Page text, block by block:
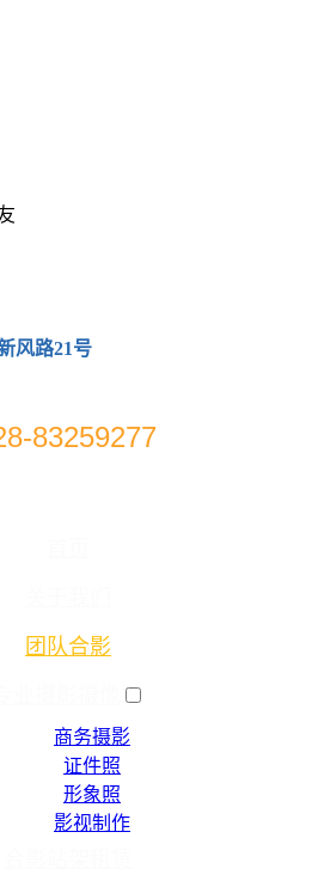
风路21号
83259277
团队合影
商务摄影
证件照
形象照
影视制作